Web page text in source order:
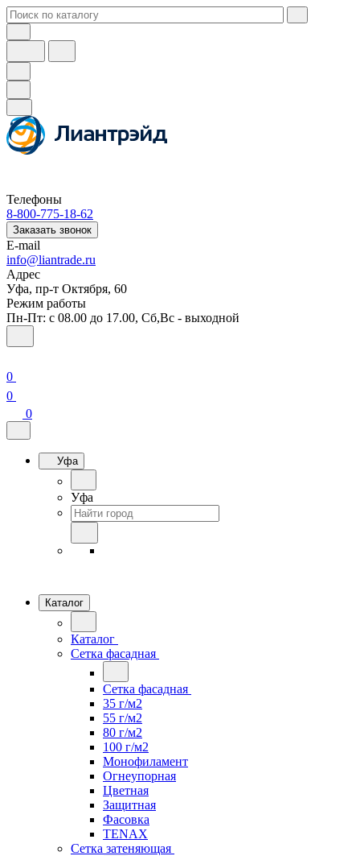
Телефоны
8-800-775-18-62
Заказать звонок
E-mail
info@liantrade.ru
Адрес
Уфа, пр-т Октября, 60
Режим работы
Пн-Пт: c 08.00 до 17.00, Cб,Вс - выходной
0
0
0
Уфа
Уфа
Каталог
Каталог
Сетка фасадная
Сетка фасадная
35 г/м2
55 г/м2
80 г/м2
100 г/м2
Монофиламент
Огнеупорная
Цветная
Защитная
Фасовка
TENAX
Сетка затеняющая